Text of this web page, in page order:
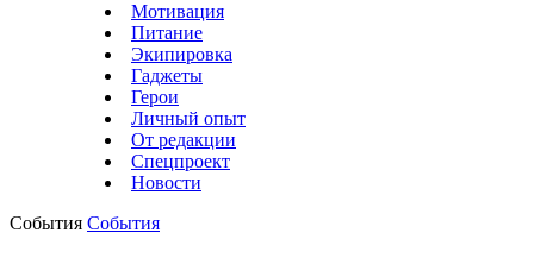
Мотивация
Питание
Экипировка
Гаджеты
Герои
Личный опыт
От редакции
Спецпроект
Новости
События События